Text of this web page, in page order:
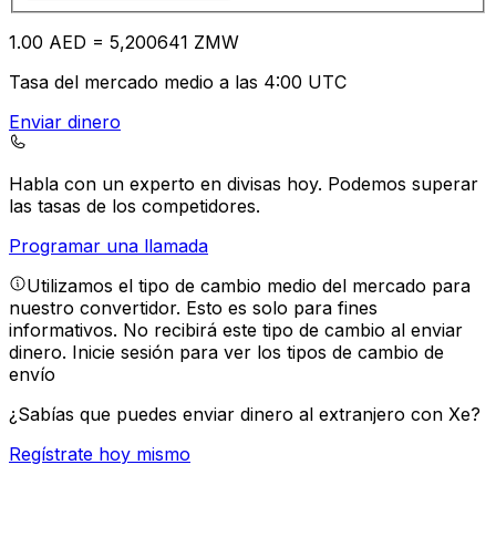
1.00 AED = 5,200641 ZMW
Tasa del mercado medio a las 4:00 UTC
Enviar dinero
Habla con un experto en divisas hoy. Podemos superar
las tasas de los competidores.
Programar una llamada
Utilizamos el tipo de cambio medio del mercado para
nuestro convertidor. Esto es solo para fines
informativos. No recibirá este tipo de cambio al enviar
dinero. Inicie sesión para ver los tipos de cambio de
envío
¿Sabías que puedes enviar dinero al extranjero con Xe?
Regístrate hoy mismo